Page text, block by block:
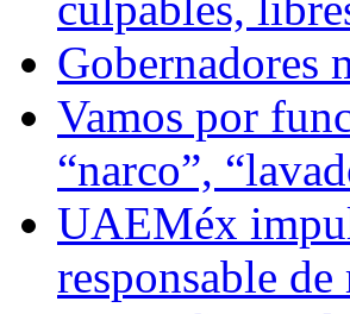
Gobernadores
Vamos por
“narco”,
UAEMéx
responsable